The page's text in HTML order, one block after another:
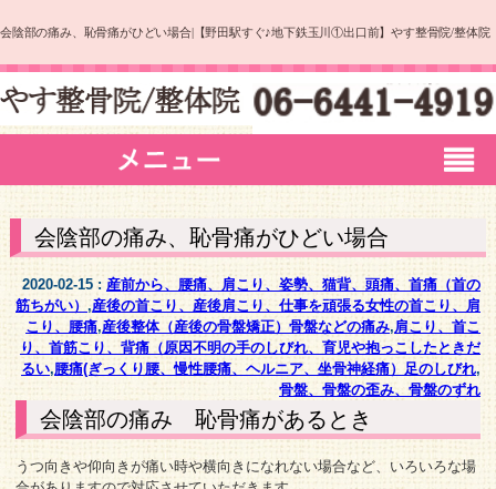
会陰部の痛み、恥骨痛がひどい場合|【野田駅すぐ♪地下鉄玉川①出口前】やす整骨院/整体院
会陰部の痛み、恥骨痛がひどい場合
2020-02-15 : 産前から、腰痛、肩こり、姿勢、猫背、頭痛、首痛（首の
筋ちがい）,産後の首こり、産後肩こり、仕事を頑張る女性の首こり、肩
こり、腰痛,産後整体（産後の骨盤矯正）骨盤などの痛み,肩こり、首こ
り、首筋こり、背痛（原因不明の手のしびれ、育児や抱っこしたときだ
るい,腰痛(ぎっくり腰、慢性腰痛、ヘルニア、坐骨神経痛）足のしびれ,
骨盤、骨盤の歪み、骨盤のずれ
会陰部の痛み 恥骨痛があるとき
うつ向きや仰向きが痛い時や横向きになれない場合など、いろいろな場